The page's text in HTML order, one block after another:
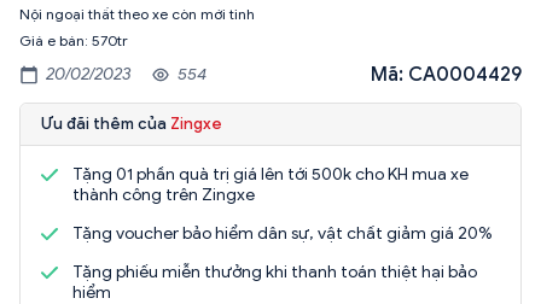
Nội ngoại thất theo xe còn mới tinh
Giá e bán: 570tr
20/02/2023 554 Mã: CA0004429
Ưu đãi thêm của Zingxe
Tặng 01 phần quà trị giá lên tới 500k cho KH mua xe
thành công trên Zingxe
Tặng voucher bảo hiểm dân sự, vật chất giảm giá 20%
Tặng phiếu miễn thưởng khi thanh toán thiệt hại bảo
hiểm